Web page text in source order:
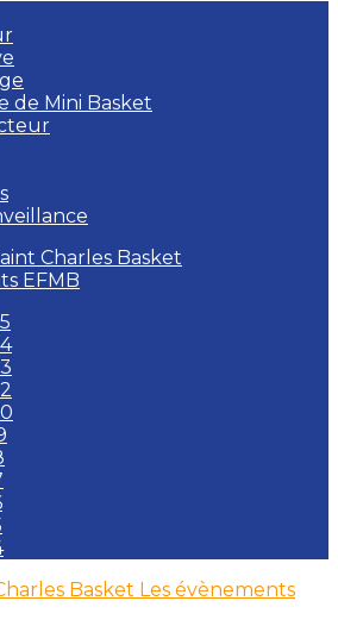
de Mini Basket
Charles Basket
EFMB
Basket Les évènements